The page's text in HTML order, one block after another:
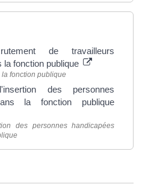
de travailleurs
la fonction publique
fonction publique
des personnes
la fonction publique
des personnes handicapées